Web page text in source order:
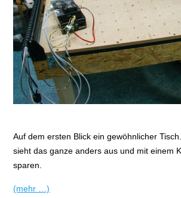
Auf dem ersten Blick ein gewöhnlicher
sieht das ganze anders aus und mit einem
sparen.
(mehr …)